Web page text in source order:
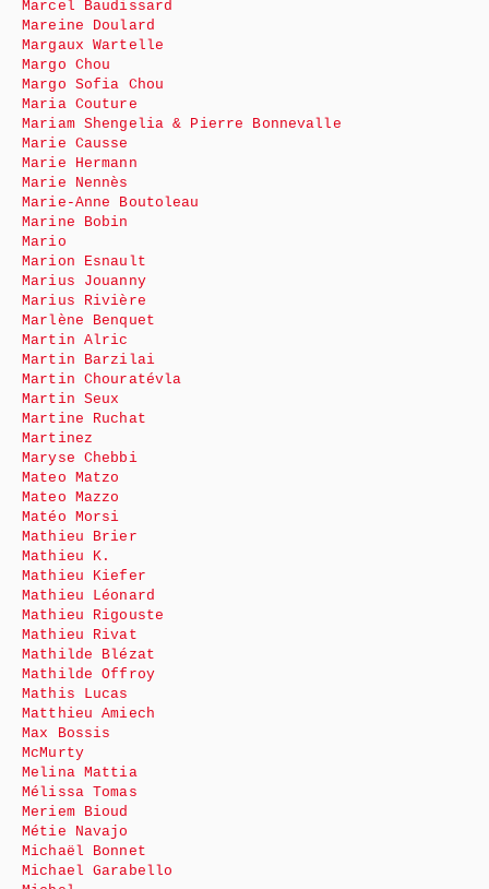
Marcel Baudissard
Mareine Doulard
Margaux Wartelle
Margo Chou
Margo Sofia Chou
Maria Couture
Mariam Shengelia & Pierre Bonnevalle
Marie Causse
Marie Hermann
Marie Nennès
Marie-Anne Boutoleau
Marine Bobin
Mario
Marion Esnault
Marius Jouanny
Marius Rivière
Marlène Benquet
Martin Alric
Martin Barzilai
Martin Chouratévla
Martin Seux
Martine Ruchat
Martinez
Maryse Chebbi
Mateo Matzo
Mateo Mazzo
Matéo Morsi
Mathieu Brier
Mathieu K.
Mathieu Kiefer
Mathieu Léonard
Mathieu Rigouste
Mathieu Rivat
Mathilde Blézat
Mathilde Offroy
Mathis Lucas
Matthieu Amiech
Max Bossis
McMurty
Melina Mattia
Mélissa Tomas
Meriem Bioud
Métie Navajo
Michaël Bonnet
Michael Garabello